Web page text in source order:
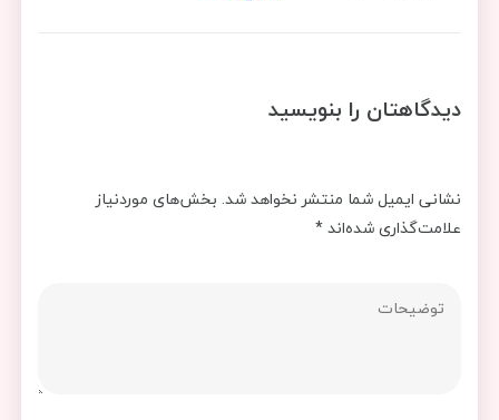
دیدگاهتان را بنویسید
نشانی ایمیل شما منتشر نخواهد شد. بخش‌های موردنیاز
علامت‌گذاری شده‌اند*